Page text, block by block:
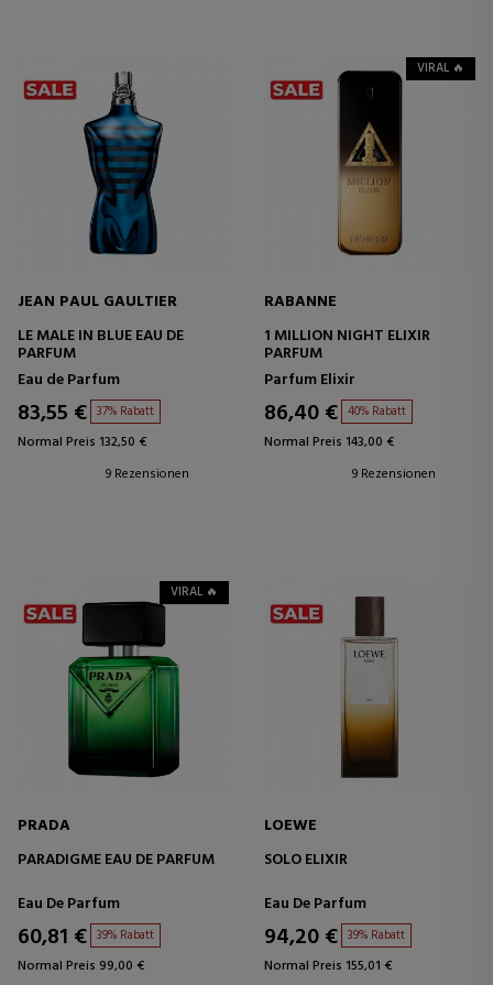
JEAN PAUL GAULTIER
LE MALE IN BLUE EAU DE
PARFUM
Eau de Parfum
83,55 € 37% Rabatt
Normal Preis 132,50 €
9 Rezensionen
VIRAL 🔥
RABANNE
1 MILLION NIGHT ELIXIR
PARFUM
Parfum Elixir
86,40 € 40% Rabatt
Normal Preis 143,00 €
9 Rezensionen
VIRAL 🔥
PRADA
PARADIGME EAU DE PARFUM
Eau De Parfum
60,81 € 39% Rabatt
Normal Preis 99,00 €
LOEWE
SOLO ELIXIR
Eau De Parfum
94,20 € 39% Rabatt
Normal Preis 155,01 €